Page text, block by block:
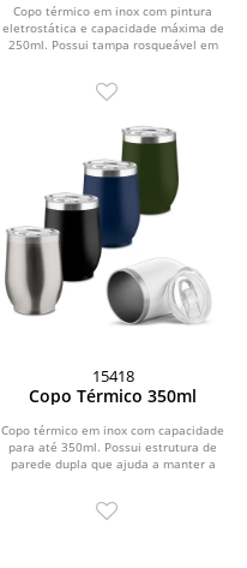
Copo térmico em inox com pintura
eletrostática e capacidade máxima de
250ml. Possui tampa rosqueável em
15418
Copo Térmico 350ml
Copo térmico em inox com capacidade
para até 350ml. Possui estrutura de
parede dupla que ajuda a manter a